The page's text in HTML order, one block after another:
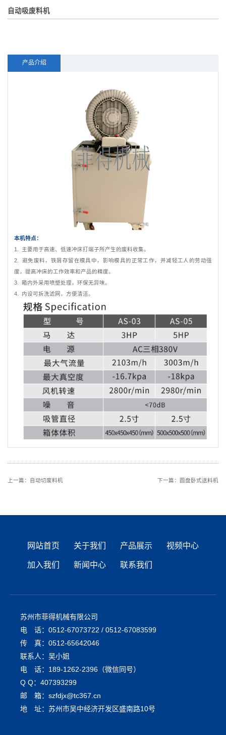
自动吸废料机
产品介绍
本机特点：
1. 主要用于高速、低速冲床打端子所产生的废料收集。
2. 避免废料，铁屑存留在模具中，影响模具的正常工作，并减轻工人的劳动强
度，提高冲床的工作效率和产品的精度。
3. 箱内外采用喷塑处理，环保无异味。
4. 内设可拆洗滤网，方便清洁。
上一篇： 自动切废料机 下一篇： 圆盘卧式送料机
网站首页 关于我们 产品展示 视频中心
加入我们 新闻中心 联系我们
苏州市菲得机械有限公司
电 话：0512-67073722 / 0512-67083599
传 真：0512-65642046
联系人：吴小姐
电 话：189-1262-2396（微信同号）
Q Q：407393299
邮 箱：szfdjx@tc367.cn
地 址：苏州市吴中经济开发区盛南路10号